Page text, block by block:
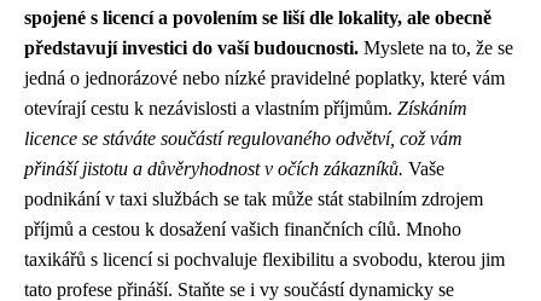
spojené s licencí a povolením se liší dle lokality, ale obecně
představují investici do vaší budoucnosti. Myslete na to, že se
jedná o jednorázové nebo nízké pravidelné poplatky, které vám
otevírají cestu k nezávislosti a vlastním příjmům. Získáním
licence se stáváte součástí regulovaného odvětví, což vám
přináší jistotu a důvěryhodnost v očích zákazníků. Vaše
podnikání v taxi službách se tak může stát stabilním zdrojem
příjmů a cestou k dosažení vašich finančních cílů. Mnoho
taxikářů s licencí si pochvaluje flexibilitu a svobodu, kterou jim
tato profese přináší. Staňte se i vy součástí dynamicky se